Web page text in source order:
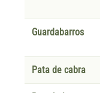
Guardabarros
Pata de cabra